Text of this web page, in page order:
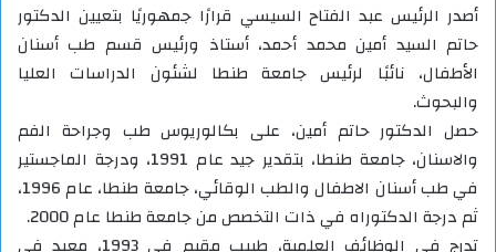
أصدر الرئيس عبد الفتاح السيسي قرارًا جمهوريًا بتعيين الدكتور
حاتم السيد أمين محمد أحمد، أستاذ ورئيس قسم طب أسنان
الأطفال، نائبًا لرئيس جامعة طنطا لشئون الدراسات العليا
والبحوث.
حصل الدكتور حاتم أمين، على بكالوريوس طب وجراحة الفم
والاسنان، جامعة طنطا، بتقدير جيد عام 1991، ودرجة الماجستير
في طب أسنان الاطفال والطب الوقائي، جامعة طنطا، عام 1996،
ثم درجة الدكتوراه في ذات التخصص من جامعة طنطا عام 2000.